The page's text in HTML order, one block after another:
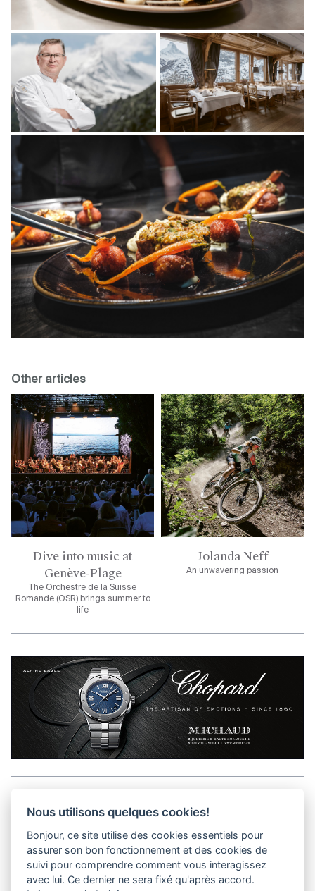
Other articles
Dive into music at
Genève-Plage
The Orchestre de la Suisse
Romande (OSR) brings summer to
life
Jolanda Neff
An unwavering passion
Media Kit
Kontakt
Datenschutz-Bestimmungen
Nous utilisons quelques cookies!
Bonjour, ce site utilise des cookies essentiels pour
assurer son bon fonctionnement et des cookies de
suivi pour comprendre comment vous interagissez
avec lui. Ce dernier ne sera fixé qu'après accord.